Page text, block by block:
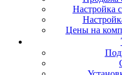
Настройка
Цены на